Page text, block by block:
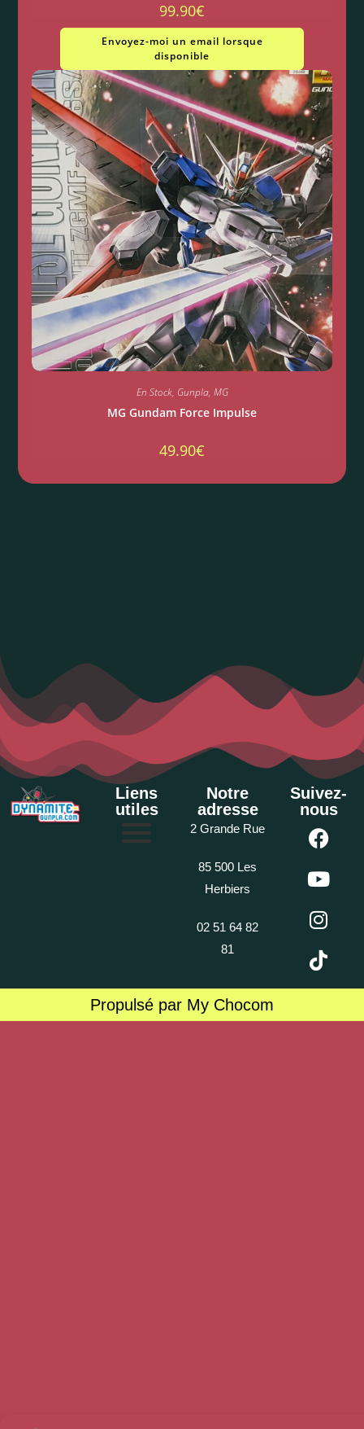
99.90€
Envoyez-moi un email lorsque
disponible
En Stock, Gunpla, MG
MG Gundam Force Impulse
49.90€
Liens
utiles
Notre
adresse
2 Grande Rue
85 500 Les
Herbiers
02 51 64 82
81
Suivez-
nous
Propulsé par My Chocom